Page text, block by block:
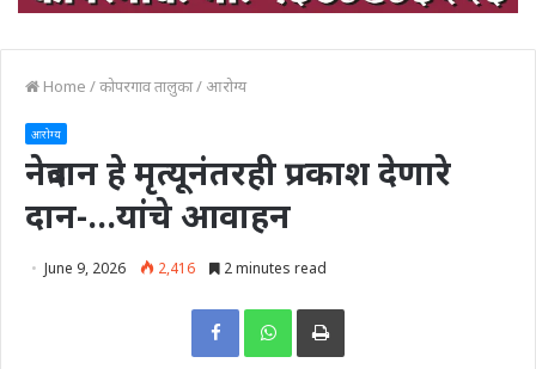
Home /कोपरगाव तालुका/ आरोग्य
आरोग्य
नेत्रदान हे मृत्यूनंतरही प्रकाश देणारे
दान-…यांचे आवाहन
June 9, 2026 2,416 2 minutes read
Print